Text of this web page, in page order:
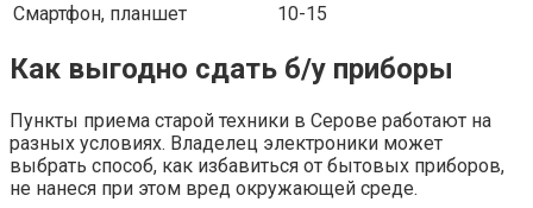
Смартфон, планшет
10-15
Как выгодно сдать б/у приборы
Пункты приема старой техники в Серове работают на
разных условиях. Владелец электроники может
выбрать способ, как избавиться от бытовых приборов,
не нанеся при этом вред окружающей среде.